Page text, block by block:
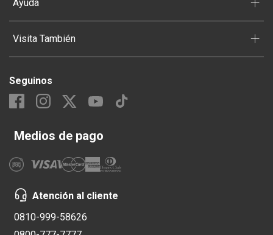
Ayuda
Visita También +
Seguinos
Medios de pago
Atención al cliente
0810-999-58626